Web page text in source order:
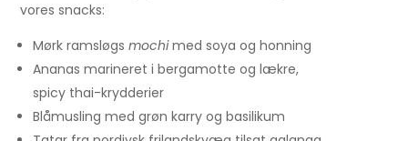
vores snacks:
Mørk ramsløgsmochimed soya og honning
Ananas marineret i bergamotte og lækre,
spicy thai-krydderier
Blåmusling med grøn karry og basilikum